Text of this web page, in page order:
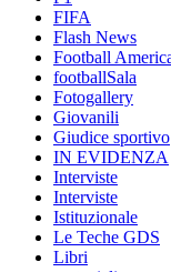
FIFA
Flash News
Football
footballSala
Fotogallery
Giovanili
Giudice sportivo
IN EVIDENZA
Interviste
Interviste
Istituzionale
Le Teche GDS
Libri